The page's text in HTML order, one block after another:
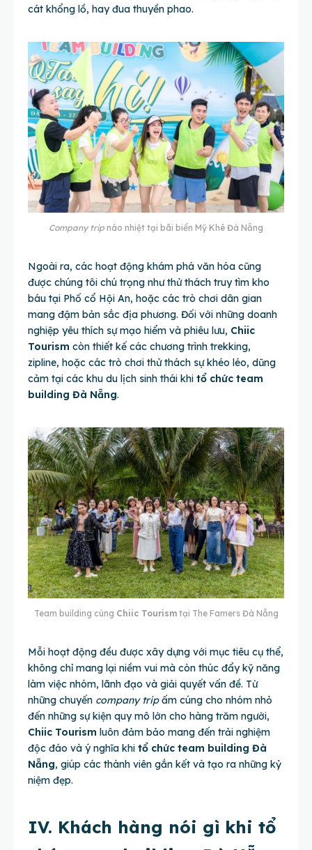
cát khổng lồ, hay đua thuyền phao.
Company trip náo nhiệt tại bãi biển Mỹ Khê Đà Nẵng
Ngoài ra, các hoạt động khám phá văn hóa cũng
được chúng tôi chú trọng như thử thách truy tìm kho
báu tại Phố cổ Hội An, hoặc các trò chơi dân gian
mang đậm bản sắc địa phương. Đối với những doanh
nghiệp yêu thích sự mạo hiểm và phiêu lưu, Chiic
Tourism còn thiết kế các chương trình trekking,
zipline, hoặc các trò chơi thử thách sự khéo léo, dũng
cảm tại các khu du lịch sinh thái khi tổ chức team
building Đà Nẵng.
Team building cùng Chiic Tourismtại The Famers Đà Nẵng
Mỗi hoạt động đều được xây dựng với mục tiêu cụ thể,
không chỉ mang lại niềm vui mà còn thúc đẩy kỹ năng
làm việc nhóm, lãnh đạo và giải quyết vấn đề. Từ
những chuyến company tripấm cúng cho nhóm nhỏ
đến những sự kiện quy mô lớn cho hàng trăm người,
Chiic Tourism luôn đảm bảo mang đến trải nghiệm
độc đáo và ý nghĩa khi tổ chức team building Đà
Nẵng, giúp các thành viên gắn kết và tạo ra những kỷ
niệm đẹp.
IV. Khách hàng nói gì khi tổ